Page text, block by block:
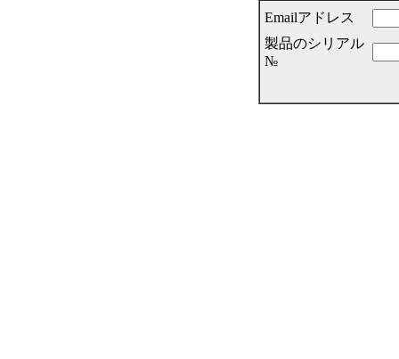
Emailアドレス
製品のシリアル
№